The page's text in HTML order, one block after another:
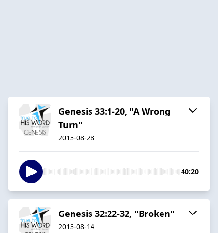
Genesis 33:1-20, "A Wrong
Turn"
2013-08-28
40:20
Genesis 32:22-32, "Broken"
2013-08-14